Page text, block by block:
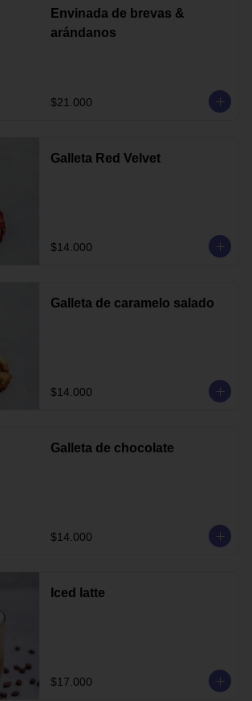
Envinada de brevas &
arándanos
$21.000
Galleta Red Velvet
$14.000
Galleta de caramelo salado
$14.000
Galleta de chocolate
$14.000
Iced latte
$17.000